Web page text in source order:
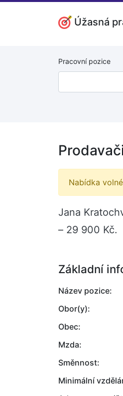
Úžasná
Pracovní pozice
Nabídka
Jana
– 29 900 Kč.
Základní
Název pozice:
Obor(y):
Obec:
Mzda:
Směnnost:
Minimální